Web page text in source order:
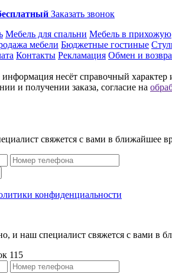
Заказать звонок
Мебель для спальни Мебель в прихожую
мебели Бюджетные гостиные
Контакты Рекламация Обмен и
несёт справочный
и получении заказа, согласие на
свяжется с вами в ближайшее
конфиденциальности
и наш специалист свяжется с вами в
115